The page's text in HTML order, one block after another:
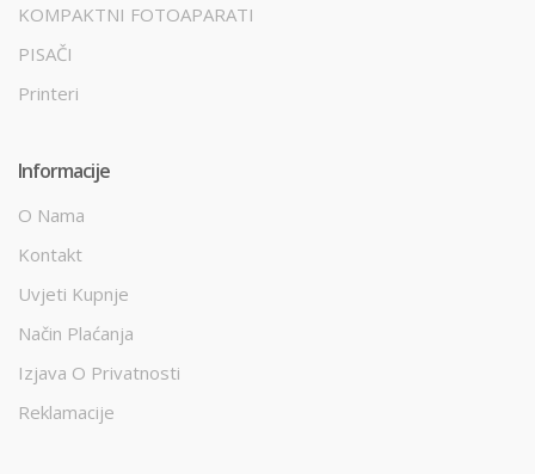
KOMPAKTNI FOTOAPARATI
PISAČI
Printeri
Informacije
O Nama
Kontakt
Uvjeti Kupnje
Način Plaćanja
Izjava O Privatnosti
Reklamacije